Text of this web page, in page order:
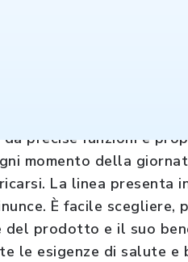
precise funzioni e
momento della
La linea
È facile scegliere,
prodotto e il suo
le esigenze di salute e